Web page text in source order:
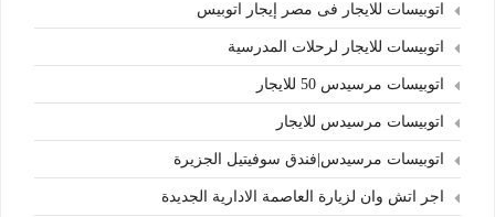
اتوبيسات للايجار فى مصر إيجار اتوبيس
اتوبيسات للايجار لرحلات المدرسية
اتوبيسات مرسيدس 50 للايجار
اتوبيسات مرسيدس للايجار
اتوبيسات مرسيدس|فندق سوفيتيل الجزيرة
اجر اتش وان لزيارة العاصمة الادارية الجديدة